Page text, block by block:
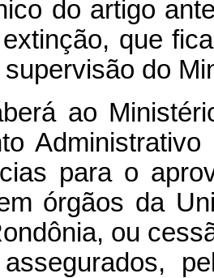
do artigo
que
do
ao
para o
órgãos da
ou
assegurados,